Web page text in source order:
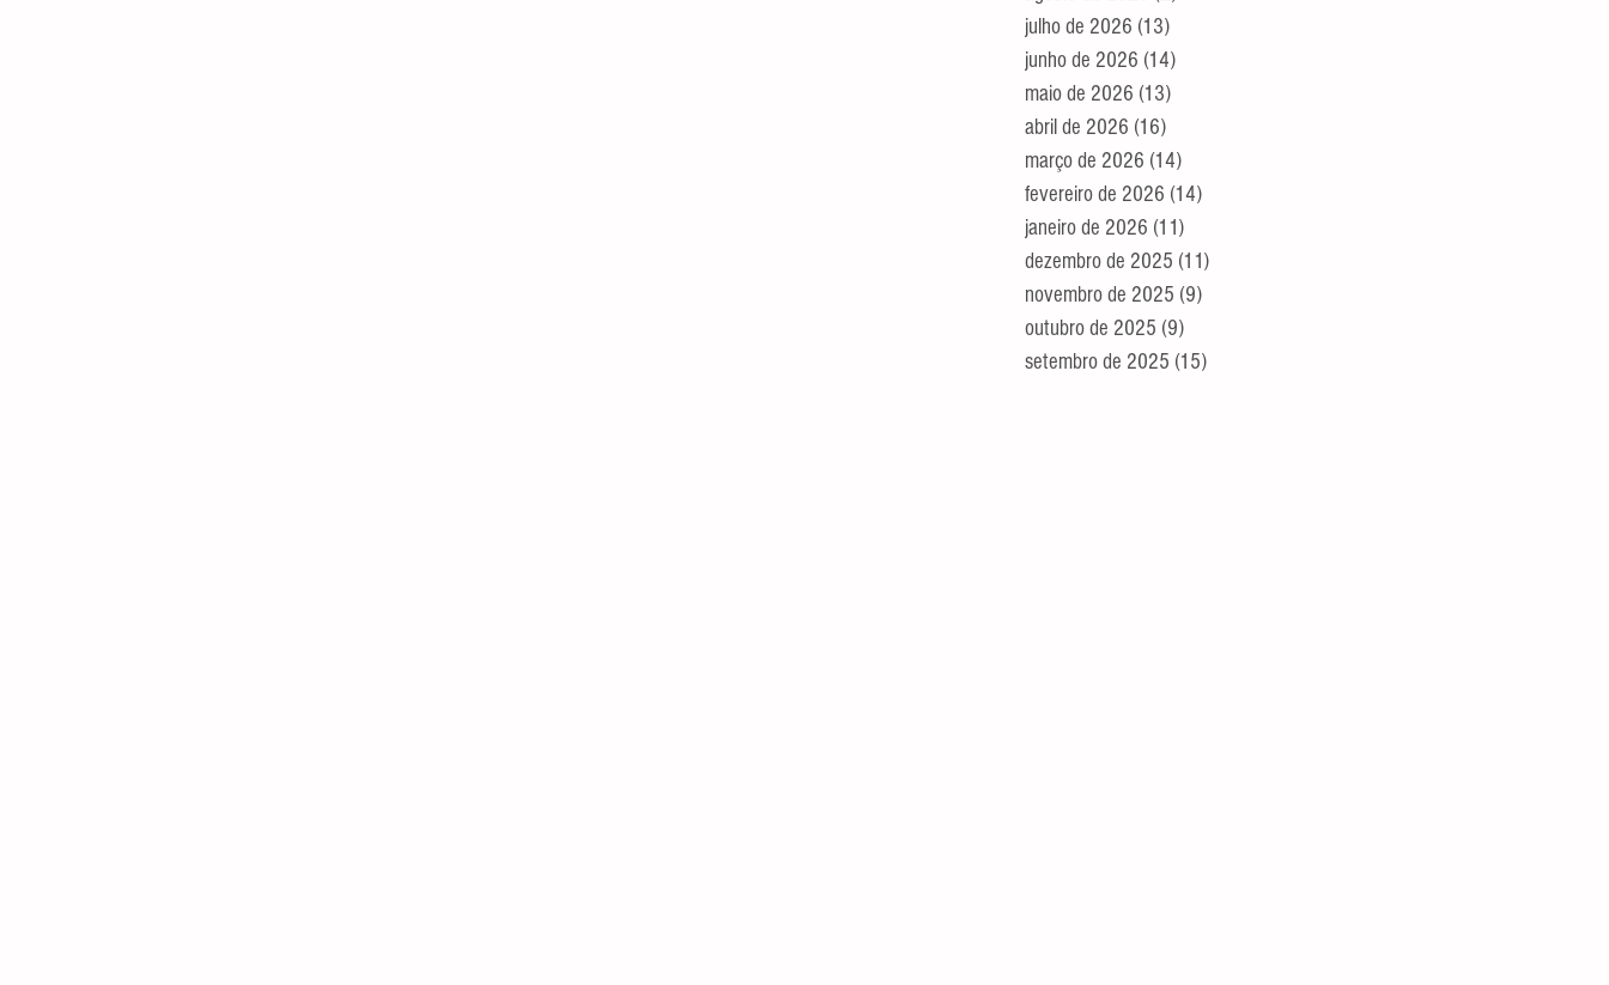
julho de 2026 (13)
junho de 2026 (14)
maio de 2026 (13)
abril de 2026 (16)
março de 2026 (14)
fevereiro de 2026 (14)
janeiro de 2026 (11)
dezembro de 2025 (11)
novembro de 2025 (9)
outubro de 2025 (9)
setembro de 2025 (15)